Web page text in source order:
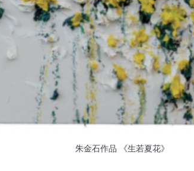
朱金石作品 《生若夏花》